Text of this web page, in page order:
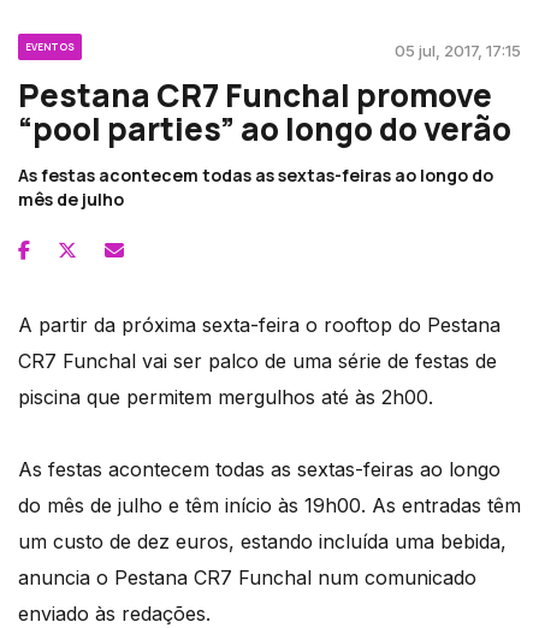
EVENTOS 05 jul, 2017, 17:15
Pestana CR7 Funchal promove
“pool parties” ao longo do verão
As festas acontecem todas as sextas-feiras ao longo do
mês de julho
A partir da próxima sexta-feira o rooftop do Pestana
CR7 Funchal vai ser palco de uma série de festas de
piscina que permitem mergulhos até às 2h00.
As festas acontecem todas as sextas-feiras ao longo
do mês de julho e têm início às 19h00. As entradas têm
um custo de dez euros, estando incluída uma bebida,
anuncia o Pestana CR7 Funchal num comunicado
enviado às redações.